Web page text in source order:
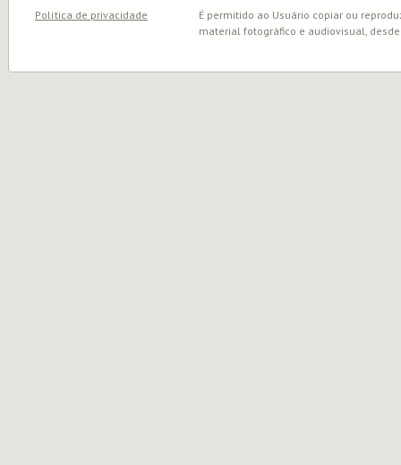
Política de privacidade
É permitido ao Usuário copiar ou
material fotográfico e audiovisual,